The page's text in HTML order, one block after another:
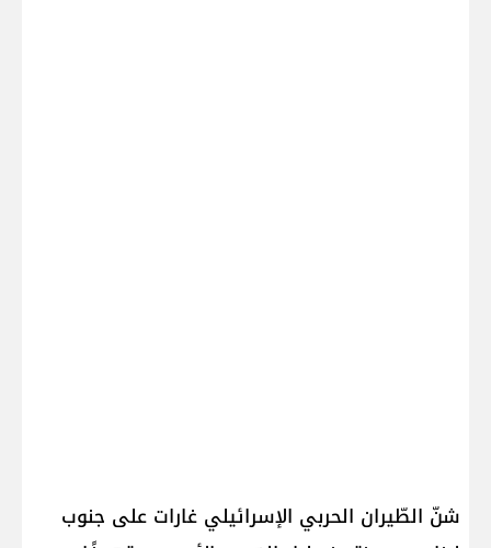
شنّ الطّيران الحربي الإسرائيلي غارات على ​جنوب